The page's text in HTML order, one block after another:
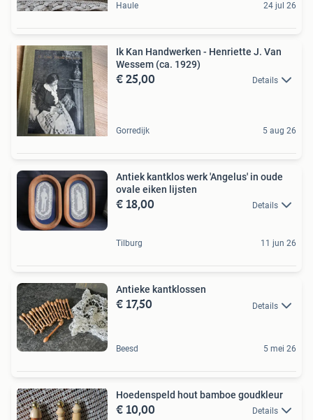
Haule 24 jul 26
Ik Kan Handwerken - Henriette J. Van
Wessem (ca. 1929)
€ 25,00 Details
Gorredijk 5 aug 26
Antiek kantklos werk 'Angelus' in oude
ovale eiken lijsten
€ 18,00 Details
Tilburg 11 jun 26
Antieke kantklossen
€ 17,50 Details
Beesd 5 mei 26
Hoedenspeld hout bamboe goudkleur
€ 10,00 Details